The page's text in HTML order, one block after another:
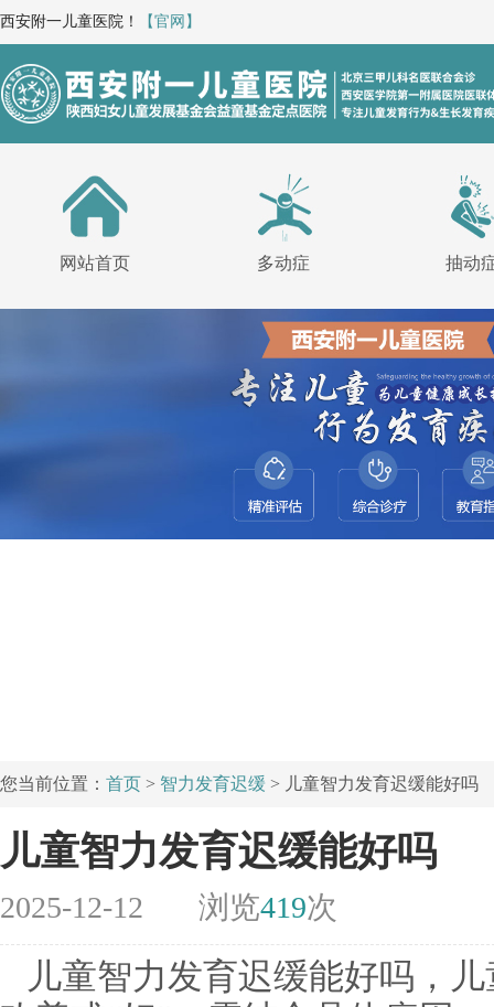
西安附一儿童医院！ 【官网】
网站首页 多动症 抽动
您当前位置： 首页 > 智力发育迟缓 > 儿童智力发育迟缓能好吗
儿童智力发育迟缓能好吗
2025-12-12 浏览419次
儿童智力发育迟缓能好吗，